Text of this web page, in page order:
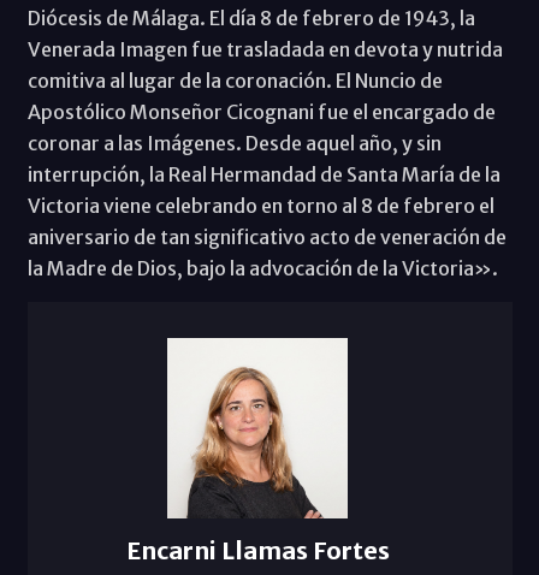
Diócesis de Málaga. El día 8 de febrero de 1943, la
Venerada Imagen fue trasladada en devota y nutrida
comitiva al lugar de la coronación. El Nuncio de
Apostólico Monseñor Cicognani fue el encargado de
coronar a las Imágenes. Desde aquel año, y sin
interrupción, la Real Hermandad de Santa María de la
Victoria viene celebrando en torno al 8 de febrero el
aniversario de tan significativo acto de veneración de
la Madre de Dios, bajo la advocación de la Victoria».
Encarni Llamas Fortes